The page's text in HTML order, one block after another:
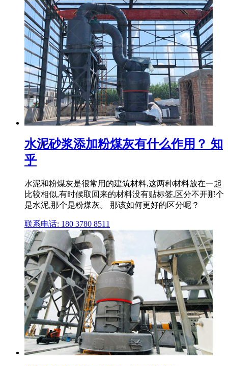
水泥砂浆添加粉煤灰有什么作用？ 知
乎
水泥和粉煤灰是很常用的建筑材料,这两种材料放在一起
比较相似,有时候取回来的材料没有贴标签,区分不开那个
是水泥,那个是粉煤灰。 那该如何更好的区分呢？
联系电话: 180 3780 8511